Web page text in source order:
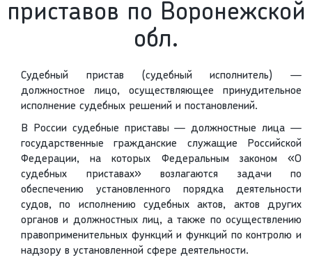
приставов по Воронежской
обл.
Судебный пристав (судебный исполнитель) —
должностное лицо, осуществляющее принудительное
исполнение судебных решений и постановлений.
В России судебные приставы — должностные лица —
государственные гражданские служащие Российской
Федерации, на которых Федеральным законом «О
судебных приставах» возлагаются задачи по
обеспечению установленного порядка деятельности
судов, по исполнению судебных актов, актов других
органов и должностных лиц, а также по осуществлению
правоприменительных функций и функций по контролю и
надзору в установленной сфере деятельности.